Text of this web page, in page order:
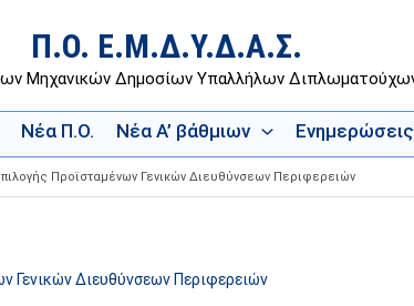
Π.Ο. Ε.Μ.Δ.Υ.Δ.Α.Σ.
Μηχανικών Δημοσίων Υπαλλήλων
Νέα Π.Ο. Νέα Α’ βάθμιων Ενημερώσεις
Προϊσταμένων Γενικών Διευθύνσεων Περιφερειών
Γενικών Διευθύνσεων Περιφερειών